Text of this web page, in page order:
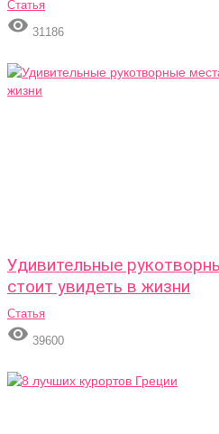
Статья
 31186
Удивительные
стоит увидеть в жизни
Статья
 39600